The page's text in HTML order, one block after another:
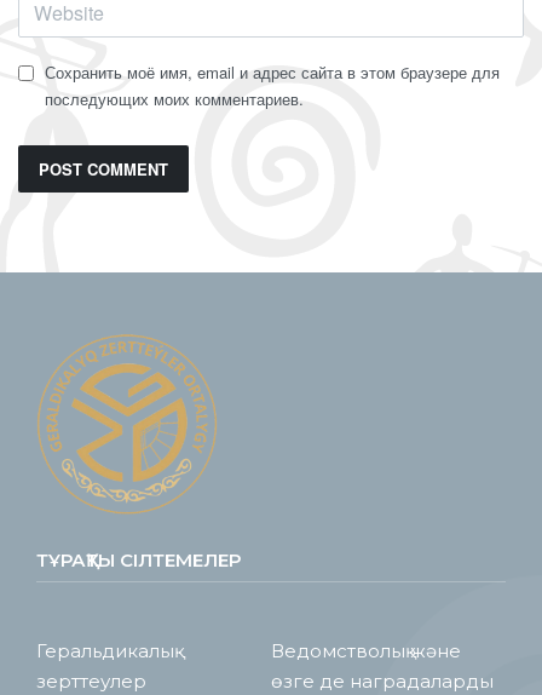
Сохранить моё имя, email и адрес сайта в этом браузере для
последующих моих комментариев.
ТҰРАҚТЫ СІЛТЕМЕЛЕР
Геральдикалық
зерттеулер
Ведомстволық және
өзге де наградаларды